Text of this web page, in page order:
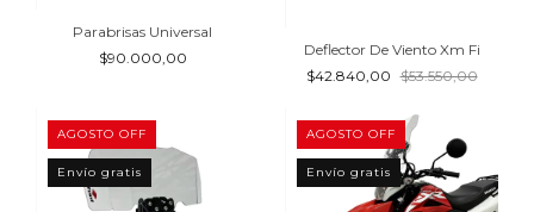
Parabrisas Universal
$90.000,00
Deflector De Viento Xm Fi
$42.840,00 $53.550,00
AGOSTO OFF
Envío gratis
AGOSTO OFF
Envío gratis